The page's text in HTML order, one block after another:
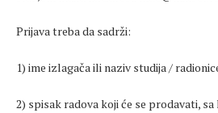
Prijava treba da sadrži:
1) ime izlagača ili naziv studija /
2) spisak radova koji će se prodavati,